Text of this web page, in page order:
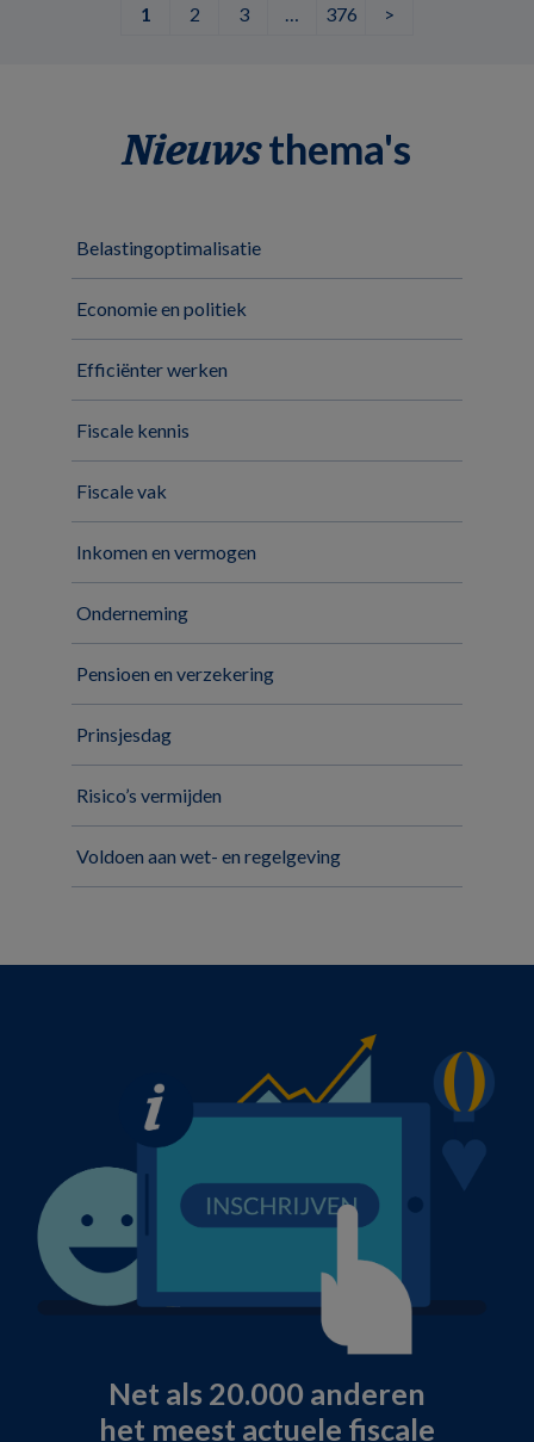
1 2 3 … 376 >
Nieuwsthema's
Belastingoptimalisatie
Economie en politiek
Efficiënter werken
Fiscale kennis
Fiscale vak
Inkomen en vermogen
Onderneming
Pensioen en verzekering
Prinsjesdag
Risico’s vermijden
Voldoen aan wet- en regelgeving
Net als 20.000 anderen
het meest actuele fiscale